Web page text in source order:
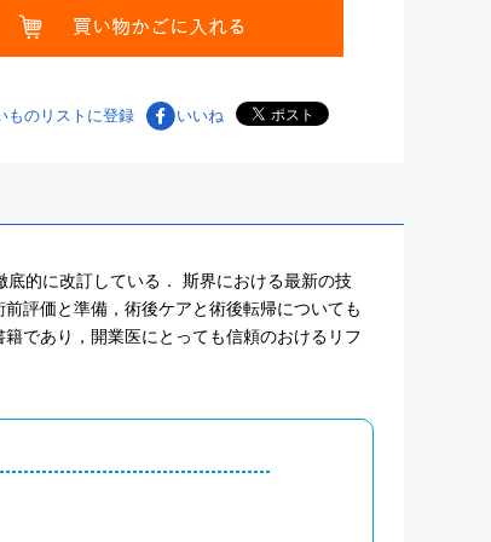
ものリストに登録 いいね
的に改訂している． 斯界における最新の技
評価と準備，術後ケアと術後転帰についても
であり，開業医にとっても信頼のおけるリフ